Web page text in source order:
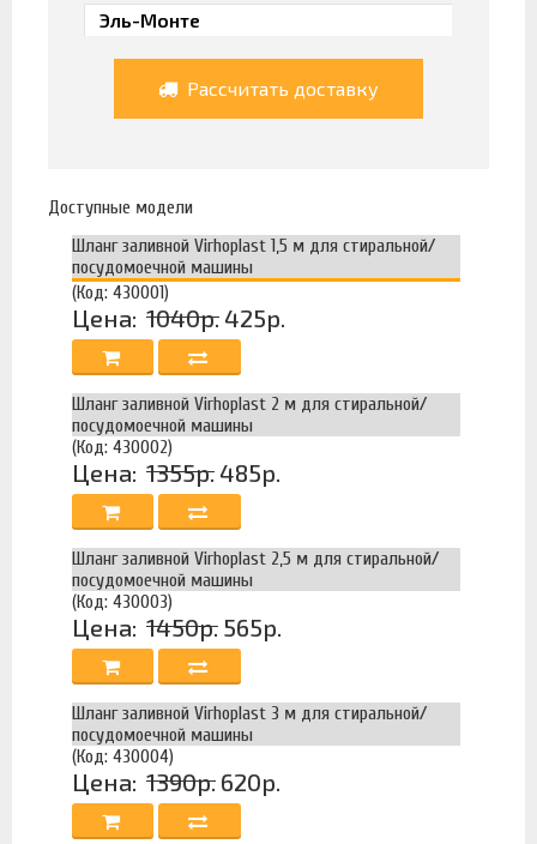
Рассчитать доставку
Доступные модели
Шланг заливной Virhoplast 1,5 м для стиральной/
посудомоечной машины
(Код: 430001)
Цена: 1040р. 425р.
Шланг заливной Virhoplast 2 м для стиральной/
посудомоечной машины
(Код: 430002)
Цена: 1355р. 485р.
Шланг заливной Virhoplast 2,5 м для стиральной/
посудомоечной машины
(Код: 430003)
Цена: 1450р. 565р.
Шланг заливной Virhoplast 3 м для стиральной/
посудомоечной машины
(Код: 430004)
Цена: 1390р. 620р.